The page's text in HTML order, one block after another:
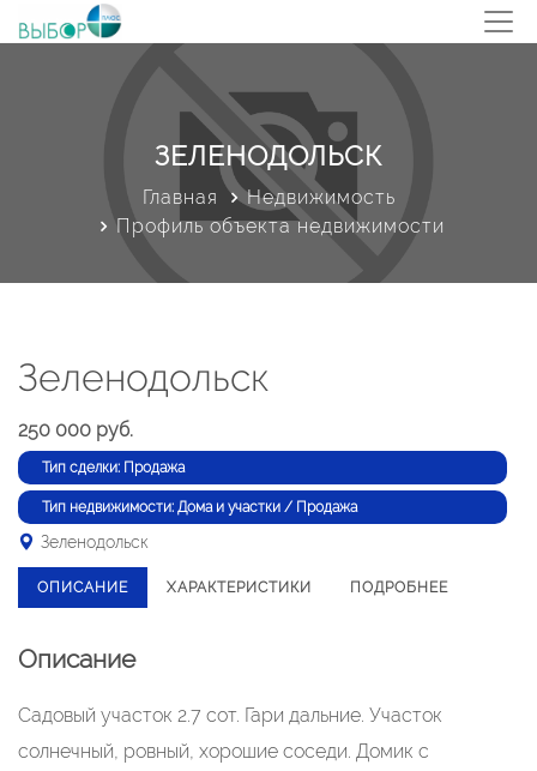
ЗЕЛЕНОДОЛЬСК
Главная
Недвижимость
Профиль объекта недвижимости
Зеленодольск
250 000 руб.
Тип сделки: Продажа
Тип недвижимости: Дома и участки / Продажа
Зеленодольск
ОПИСАНИЕ ХАРАКТЕРИСТИКИ ПОДРОБНЕЕ
Описание
Садовый участок 2.7 сот. Гари дальние. Участок
солнечный, ровный, хорошие соседи. Домик с